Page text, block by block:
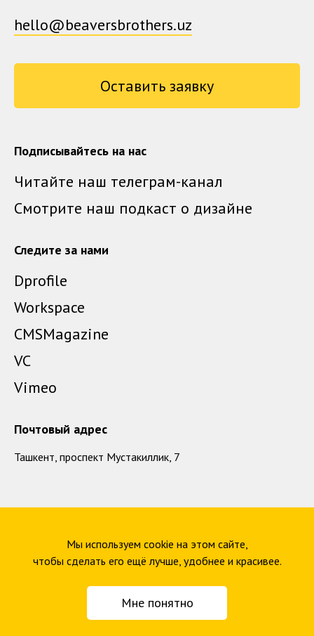
hello@beaversbrothers.uz
Оставить заявку
Подписывайтесь на нас
Читайте наш телеграм-канал
Смотрите наш подкаст о дизайне
Следите за нами
Dprofile
Workspace
CMSMagazine
VC
Vimeo
Почтовый адрес
Ташкент, проспект Мустакиллик, 7
© 2014–2026 Digital-агентство Beavers Brothers
Политика конфиденциальности
Мы используем cookie на этом сайте,
чтобы сделать его ещё лучше, удобнее и красивее.
Мне понятно